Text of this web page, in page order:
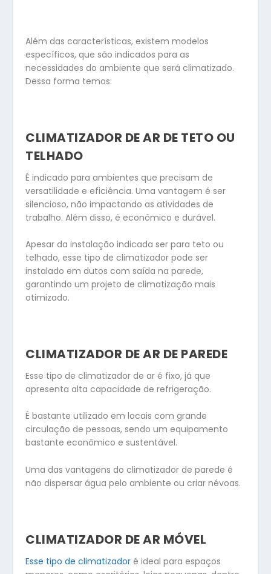
Além das características, existem modelos
específicos, que são indicados para as
necessidades do ambiente que será climatizado.
Dessa forma temos:
CLIMATIZADOR DE AR DE TETO OU
TELHADO
É indicado para ambientes que precisam de
versatilidade e eficiência. Uma vantagem é ser
silencioso, não impactando as atividades de
trabalho. Além disso, é econômico e durável.
Apesar da instalação indicada ser para teto ou
telhado, esse tipo de climatizador pode ser
instalado em dutos com saída na parede,
garantindo um projeto de climatização mais
otimizado.
CLIMATIZADOR DE AR DE PAREDE
Esse tipo de climatizador de ar é fixo, já que
apresenta alta capacidade de refrigeração.
É bastante utilizado em locais com grande
circulação de pessoas, sendo um equipamento
bastante econômico e sustentável.
Uma das vantagens do climatizador de parede é
não dispersar água pelo ambiente ou criar névoas.
CLIMATIZADOR DE AR MÓVEL
Esse tipo de climatizador é ideal para espaços